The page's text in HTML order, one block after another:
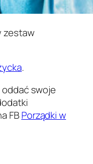
zestaw
.
swoje
FBPorządki w